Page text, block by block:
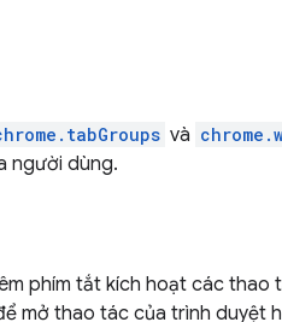
và
người dùng.
phím tắt kích hoạt các thao
mở thao tác của trình duyệt